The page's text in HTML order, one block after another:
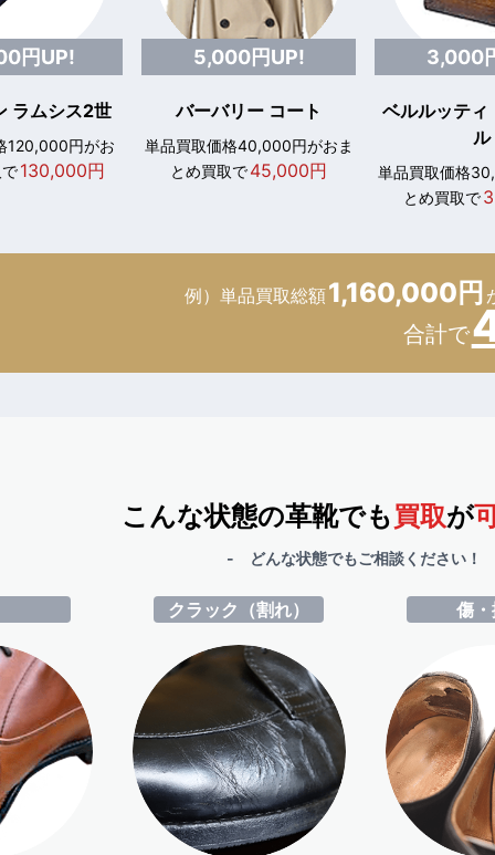
円UP!
ラムシス2世
120,000円がお
130,000円
5,000円UP!
バーバリー コート
単品買取価格40,000円がおま
とめ買取で45,000円
3,000
ベルルッティ
ル
単品買取価格
とめ買取で
例）単品買取総額1,160,000円
合計で
こんな状態の革靴でも買取が
- どんな状態でもご相談ください
クラック（割れ） 傷